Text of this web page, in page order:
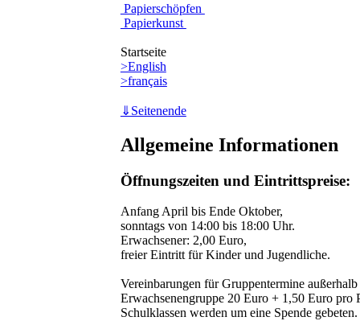
Papierschöpfen
Papierkunst
Startseite
>English
>français
⇓Seitenende
Allgemeine Informationen
Öffnungszeiten und Eintrittspreise:
Anfang April bis Ende Oktober,
sonntags von 14:00 bis 18:00 Uhr.
Erwachsener: 2,00 Euro,
freier Eintritt für Kinder und Jugendliche.
Vereinbarungen für Gruppentermine
Erwachsenengruppe 20 Euro + 1,50 Euro pro
Schulklassen werden um eine Spende gebeten.